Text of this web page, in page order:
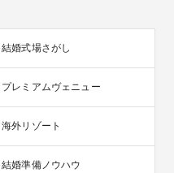
結婚式場さがし
プレミアムヴェニュー
海外リゾート
結婚準備ノウハウ